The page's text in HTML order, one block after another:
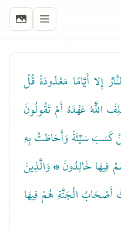
إِلا أَيَّامًا مَعْدُودَةً قُلْ
اللَّهُ عَهْدَهُ أَمْ تَقُولُونَ
كَسَبَ سَيِّئَةً وَأَحَاطَتْ بِهِ
فِيهَا خَالِدُونَ * وَالَّذِينَ
أَصْحَابُ الْجَنَّةِ هُمْ فِيهَا